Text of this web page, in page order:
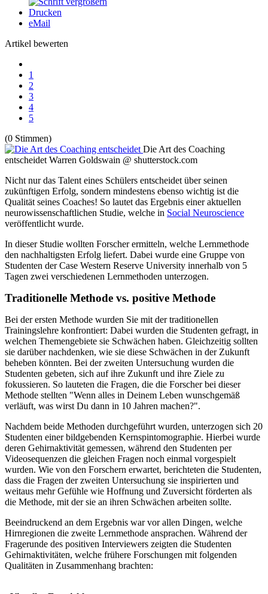
Drucken
eMail
Artikel bewerten
1
2
3
4
5
(0 Stimmen)
Die Art des Coaching
entscheidet Warren Goldswain @ shutterstock.com
Nicht nur das Talent eines Schülers entscheidet über seinen
zukünftigen Erfolg, sondern mindestens ebenso wichtig ist die
Qualität seines Coaches! So lautet das Ergebnis einer aktuellen
neurowissenschaftlichen Studie, welche in Social Neuroscience
veröffentlicht wurde.
In dieser Studie wollten Forscher ermitteln, welche Lernmethode
den nachhaltigsten Erfolg liefert. Dabei wurde eine Gruppe von
Studenten der Case Western Reserve University innerhalb von 5
Tagen zwei verschiedenen Lernmethoden unterzogen.
Traditionelle Methode vs. positive Methode
Bei der ersten Methode wurden Sie mit der traditionellen
Trainingslehre konfrontiert: Dabei wurden die Studenten gefragt, in
welchen Themengebiete sie Schwächen haben. Gleichzeitig sollten
sie darüber nachdenken, wie sie diese Schwächen in der Zukunft
beheben könnten. Bei der zweiten Untersuchung wurden die
Studenten gebeten, sich auf ihre Zukunft und ihre Ziele zu
fokussieren. So lauteten die Fragen, die die Forscher bei dieser
Methode stellten "Wenn alles in Deinem Leben wunschgemäß
verläuft, was wirst Du dann in 10 Jahren machen?".
Nachdem beide Methoden durchgeführt wurden, unterzogen sich 20
Studenten einer bildgebenden Kernspintomographie. Hierbei wurde
deren Gehirnaktivität gemessen, während den Studenten per
Videosequenzen die gleichen Fragen noch einmal vorgespielt
wurden. Wie von den Forschern erwartet, berichteten die Studenten,
dass die Fragen der zweiten Untersuchung sie inspirierten und
weitaus mehr Gefühle wie Hoffnung und Zuversicht förderten als
die Methode, mit der sie an ihren Schwächen arbeiten sollte.
Beeindruckend an dem Ergebnis war vor allen Dingen, welche
Hirnregionen die zweite Lernmethode ansprachen. Während der
Fragerunde des positiven Interviewers zeigten die Studenten
Gehirnaktivitäten, welche frühere Forschungen mit folgenden
Qualitäten in Zusammenhang brachten: